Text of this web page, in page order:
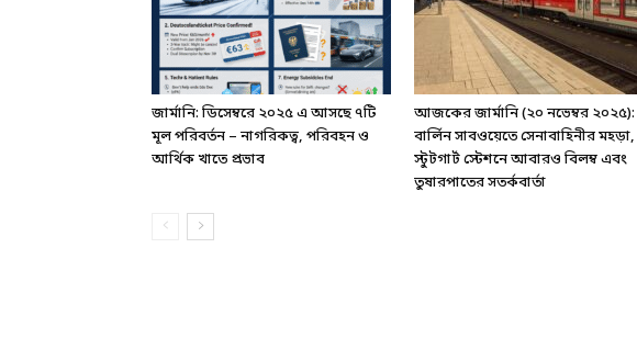
জার্মানি: ডিসেম্বরে ২০২৫ এ আসছে ৭টি
মূল পরিবর্তন – নাগরিকত্ব, পরিবহন ও
আর্থিক খাতে প্রভাব
আজকের জার্মানি (২০ নভেম্বর ২০২৫):
বার্লিন সাবওয়েতে সেনাবাহিনীর মহড়া,
স্টুটগার্ট স্টেশনে আবারও বিলম্ব এবং
তুষারপাতের সতর্কবার্তা